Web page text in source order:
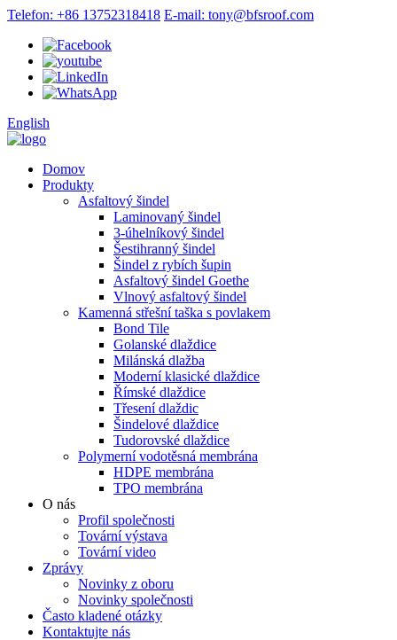
Telefon: +86 13752318418 E-mail: tony@bfsroof.com
English
Domov
Produkty
Asfaltový šindel
Laminovaný šindel
3-úhelníkový šindel
Šestihranný šindel
Šindel z rybích šupin
Asfaltový šindel Goethe
Vlnový asfaltový šindel
Kamenná střešní taška s povlakem
Bond Tile
Golanské dlaždice
Milánská dlažba
Moderní klasické dlaždice
Římské dlaždice
Třesení dlaždic
Šindelové dlaždice
Tudorovské dlaždice
Polymerní vodotěsná membrána
HDPE membrána
TPO membrána
O nás
Profil společnosti
Tovární výstava
Tovární video
Zprávy
Novinky z oboru
Novinky společnosti
Často kladené otázky
Kontaktujte nás